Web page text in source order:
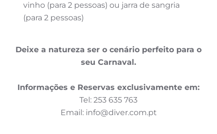
vinho (para 2 pessoas) ou jarra de sangria
(para 2 pessoas)
Deixe a natureza ser o cenário perfeito para o
seu Carnaval.
Informações e Reservas exclusivamente em:
Tel: 253 635 763
Email: info@diver.com.pt